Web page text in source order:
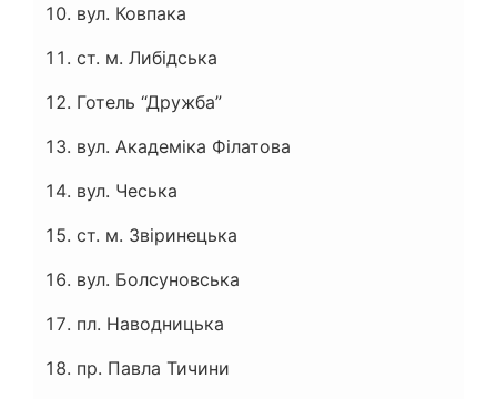
вул. Ковпака
ст. м. Либідська
Готель “Дружба”
вул. Академіка Філатова
вул. Чеська
ст. м. Звіринецька
вул. Болсуновська
пл. Наводницька
пр. Павла Тичини